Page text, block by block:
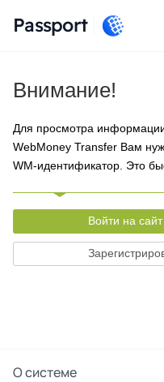
Passport
Внимание!
Для просмотра
WebMoney Transfer Вам
WM-идентификатор. Это
Войти на
О системе